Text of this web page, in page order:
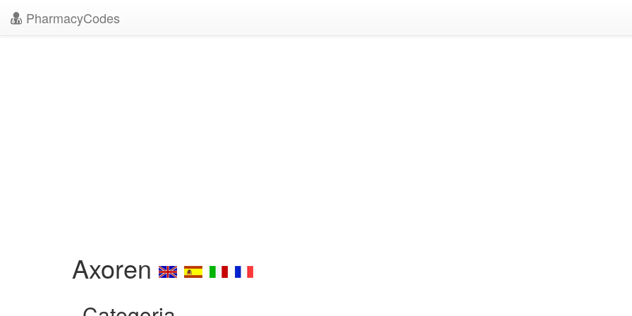
PharmacyCodes
Axoren